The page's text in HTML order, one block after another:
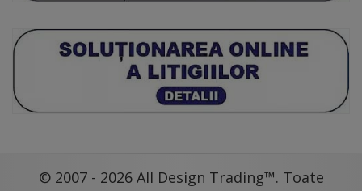
© 2007 - 2026 All Design Trading™. Toate